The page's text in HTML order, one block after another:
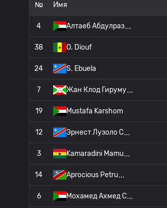
№ Имя
4 Алтаеб Абдулраз
38 O. Diouf
24 S. Ebuela
7 Жан Клод Гируму
19 Mustafa Karshom
12 Эрнест Лузоло С
3 Kamaradini Mamu
14 Aprocious Petru
6 Мохамед Ахмед С